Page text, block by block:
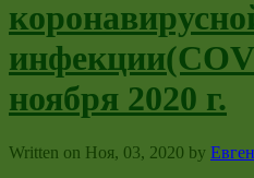
ноября 2020 г.
Written on Ноя, 03, 2020 by